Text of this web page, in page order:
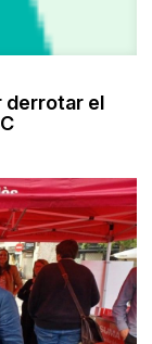
derrotar el